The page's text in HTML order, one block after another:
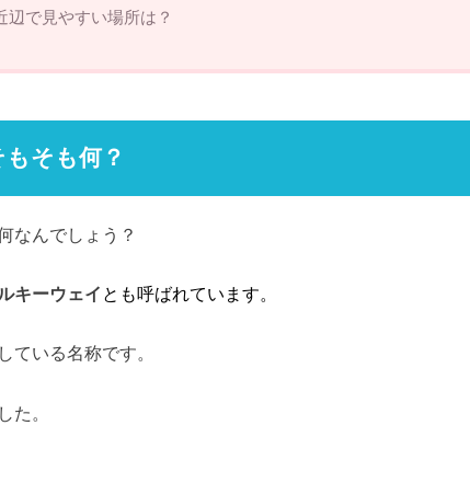
辺で見やすい場所は？
そも何？
なんでしょう？
キーウェイ とも呼ばれています。
ている名称です。
た。